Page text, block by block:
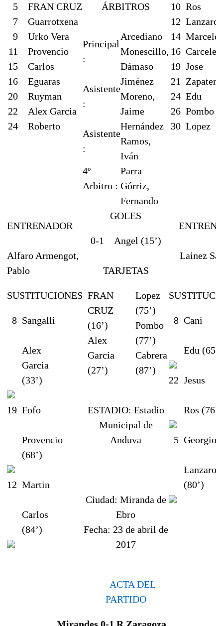
5
FRAN CRUZ
7
Guarrotxena
9
Urko Vera
11
Provencio
15
Carlos
16
Eguaras
20
Ruyman
22
Alex Garcia
24
Roberto
ÁRBITROS
Principal
:
Arcediano
Monescillo,
Dámaso
Asistente
:
Jiménez
Moreno,
Jaime
Asistente
:
Hernández
Ramos,
Iván
4º
Arbitro :
Parra
Górriz,
Fernando
10 Ros
12
14 Marcelo
16 Carcelen
19 Jose
21
Zapater
24 Edu
26 Pombo
30 Lopez
ENTRENADOR
Alfaro Armengot,
Pablo
SUSTITUCIONES
8 Sangalli
Alex
Garcia
(33’)
19 Fofo
Provencio
(68’)
12 Martin
Carlos
(84’)
GOLES
0-1 Angel (15’)
TARJETAS
FRAN
CRUZ
(16’)
Alex
Garcia
(27’)
Lopez
(75’)
Pombo
(77’)
Cabrera
(87’)
ESTADIO: Estadio
Municipal de
Anduva
Ciudad: Miranda de
Ebro
Fecha: 23 de abril de
2017
ACTA DEL
PARTIDO
Lainez
8 Cani
Edu (65’)
22 Jesus
Ros (76’)
5 Georgios
(80’)